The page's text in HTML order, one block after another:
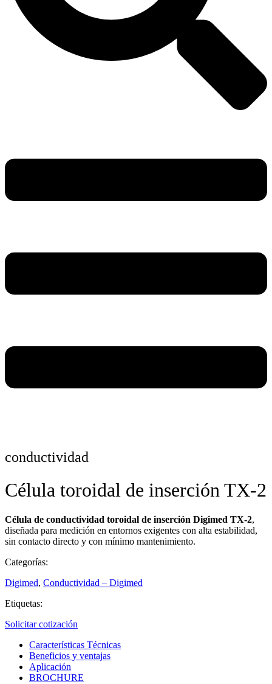
conductividad
Célula toroidal de inserción TX-2
Célula de conductividad toroidal de inserción Digimed TX-2,
diseñada para medición en entornos exigentes con alta estabilidad,
sin contacto directo y con mínimo mantenimiento.
Categorías:
Digimed, Conductividad – Digimed
Etiquetas:
Solicitar cotización
Características Técnicas
Beneficios y ventajas
Aplicación
BROCHURE